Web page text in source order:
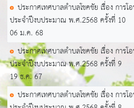
ประกาศเทศบาลตำบลโชคชัย เรื่อง การ
ประจำปีงบประมาณ พ.ศ.2568 ครั้งที่ 10
06 ม.ค. 68
ประกาศเทศบาลตำบลโชคชัย เรื่อง การ
ประจำปีงบประมาณ พ.ศ.2568 ครั้งที่ 9
19 ธ.ค. 67
ประกาศเทศบาลตำบลโชคชัย เรื่อง การ